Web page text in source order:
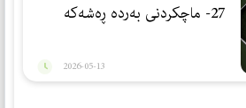
27- ماچكردنی بەردە ڕەشەكە
2026-05-13